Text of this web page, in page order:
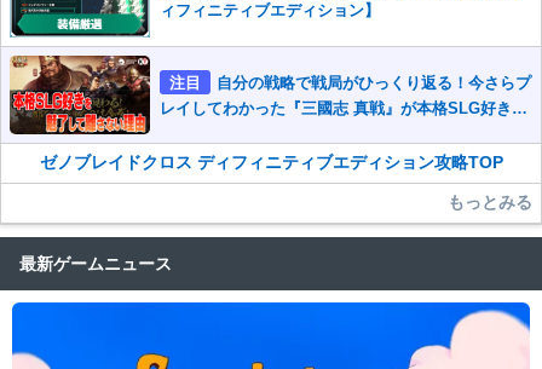
ィフィニティブエディション】
注目
自分の戦略で戦局がひっくり返る！今さらプ
レイしてわかった『三國志 真戦』が本格SLG好きを
ゼノブレイドクロス ディフィニティブエディション攻略TOP
もっとみる
最新ゲームニュース